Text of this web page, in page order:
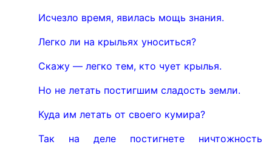
Исчезло время, явилась мощь знания.
Легко ли на крыльях уноситься?
Скажу — легко тем, кто чует крылья.
Но не летать постигшим сладость земли.
Куда им летать от своего кумира?
Так на деле постигнете ничтожность